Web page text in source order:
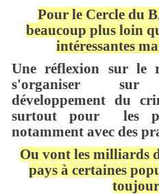
Pour le Cercle du
beaucoup plus loin
intéressantes
Une réflexion sur le
s'organiser sur
développement du
surtout pour les
notamment avec des
Ou vont les milliards
pays à certaines